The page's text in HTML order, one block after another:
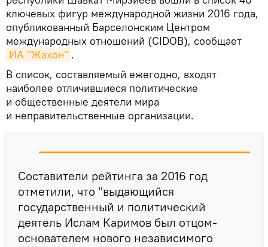
ключевых фигур международной жизни 2016 года,
опубликованный Барселонским Центром
международных отношений (CIDOB), сообщает
ИА "Жахон" .
В список, составляемый ежегодно, входят
наиболее отличившиеся политические
и общественные деятели мира
и неправительственные организации.
Составители рейтинга за 2016 год
отметили, что "выдающийся
государственный и политический
деятель Ислам Каримов был отцом-
основателем нового независимого